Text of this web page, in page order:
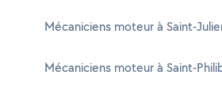
Mécaniciens moteur à Saint-
Mécaniciens moteur à Saint-